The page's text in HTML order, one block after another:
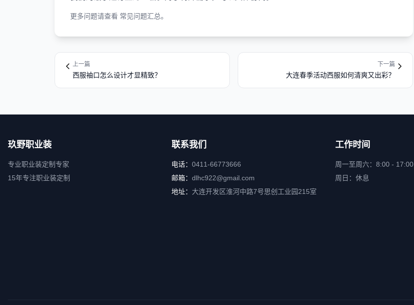
更多问题请查看 常见问题汇总。
上一篇
西服袖口怎么设计才显精致？
下一篇
大连春季活动西服如何清爽又出彩？
玖野职业装
专业职业装定制专家
15年专注职业装定制
联系我们
电话： 0411-66773666
邮箱： dlhc922@gmail.com
地址： 大连开发区淮河中路7号思创工业园215室
工作时间
周一至周六：8:00 - 17:00
周日：休息